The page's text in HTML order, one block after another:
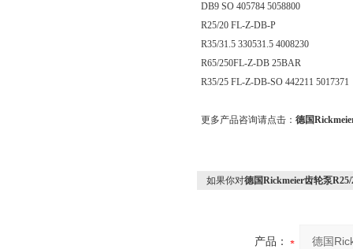
DB9 SO 405784 5058800
R25/20 FL-Z-DB-P
R35/31.5 330531.5 4008230
R65/250FL-Z-DB 25BAR
R35/25 FL-Z-DB-SO 442211 5017371
更多产品咨询请点击： 德国
如果你对德国Rickmeier齿轮泵
产品：